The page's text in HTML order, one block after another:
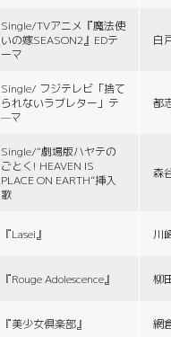
Single/TVアニメ『魔法使
いの嫁SEASON2』EDテ
ーマ
白
Single/ フジテレビ「捨て
られないラブレター」テ
—マ
都
Single/“劇場版ハヤテの
ごとく! HEAVEN IS
PLACE ON EARTH”挿入
歌
森
『Lasei』 川
『Rouge Adolescence』 柳
『美少女倶楽部』 網